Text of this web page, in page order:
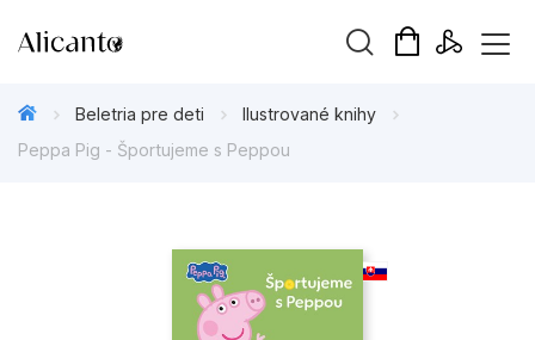
Beletria pre deti
Beletria pre dospelých
Beletria pre deti
Ilustrované knihy
Peppa Pig - Športujeme s Peppou